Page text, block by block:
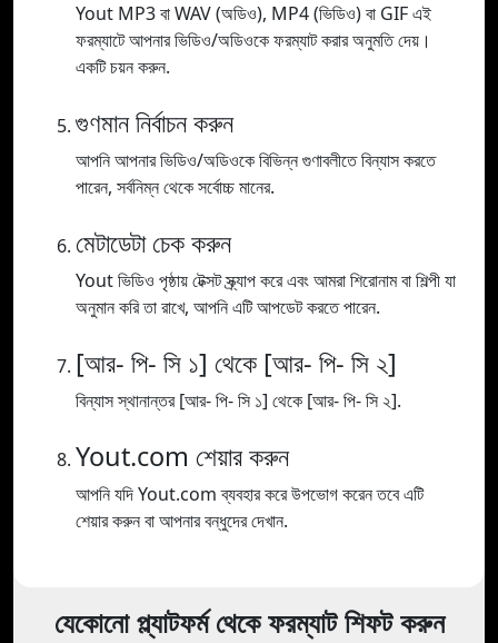
Yout MP3 বা WAV (অডিও), MP4 (ভিডিও) বা GIF এই
ফরম্যাটে আপনার ভিডিও/অডিওকে ফরম্যাট করার অনুমতি দেয়।
একটি চয়ন করুন.
গুণমান নির্বাচন করুন
আপনি আপনার ভিডিও/অডিওকে বিভিন্ন গুণাবলীতে বিন্যাস করতে
পারেন, সর্বনিম্ন থেকে সর্বোচ্চ মানের.
মেটাডেটা চেক করুন
Yout ভিডিও পৃষ্ঠায় টেক্সট স্ক্র্যাপ করে এবং আমরা শিরোনাম বা শিল্পী যা
অনুমান করি তা রাখে, আপনি এটি আপডেট করতে পারেন.
[আর- পি- সি ১] থেকে [আর- পি- সি ২]
বিন্যাস স্থানান্তর [আর- পি- সি ১] থেকে [আর- পি- সি ২].
Yout.com শেয়ার করুন
আপনি যদি Yout.com ব্যবহার করে উপভোগ করেন তবে এটি
শেয়ার করুন বা আপনার বন্ধুদের দেখান.
যেকোনো প্ল্যাটফর্ম থেকে ফরম্যাট শিফট করুন